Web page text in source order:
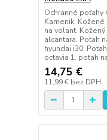
Ochranné poťahy
Kamenik.
na volant.
alcantara. Potah
hyundai i30.
octavia 1. potah
14,75 €
11,99 € bez DPH